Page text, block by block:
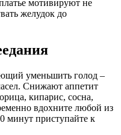
мотивируют не
желудок до
уменьшить голод ‒
Снижают аппетит
кипарис, сосна,
вдохните любой из
минут приступайте к